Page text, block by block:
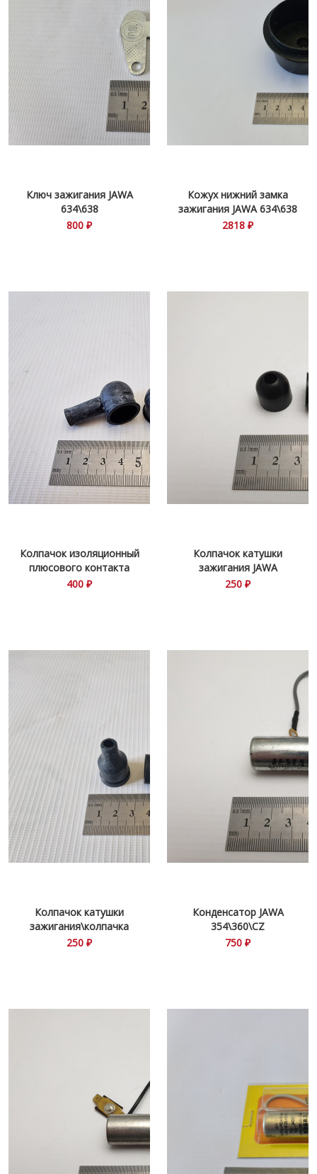
Ключ зажигания JAWA
634\638
800 ₽
Кожух нижний замка
зажигания JAWA 634\638
2818 ₽
Колпачок изоляционный
плюсового контакта
400 ₽
Колпачок катушки
зажигания JAWA
360\634\638
250 ₽
Колпачок катушки
зажигания\колпачка
250 ₽
Конденсатор JAWA
354\360\CZ
750 ₽